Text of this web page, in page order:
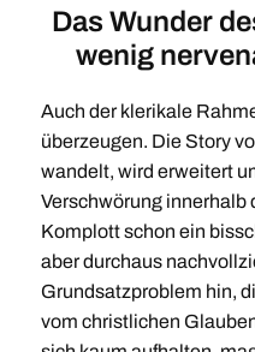
Das Wunder
wenig
Auch der klerikale
überzeugen. Die Story
wandelt, wird erweitert
Verschwörung innerhalb
Komplott schon ein
aber durchaus
Grundsatzproblem hin,
vom christlichen